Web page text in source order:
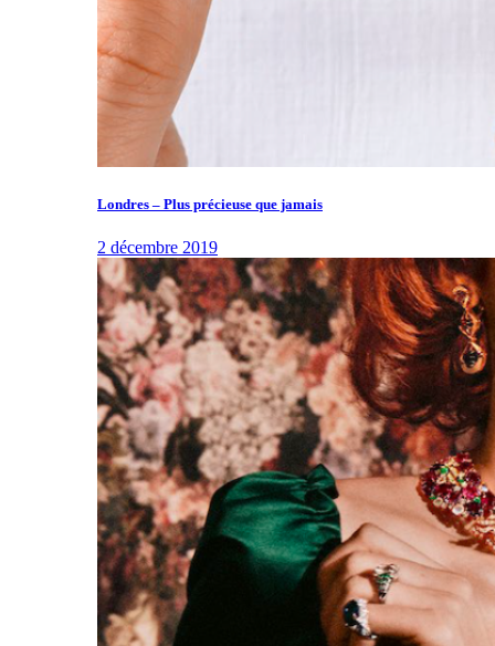
Londres – Plus précieuse que jamais
2 décembre 2019